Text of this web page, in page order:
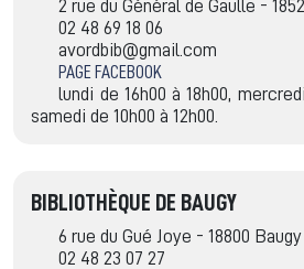
2 rue du Général de Gaulle -
02 48 69 18 06
avordbib@gmail.com
PAGE FACEBOOK
lundi de 16h00 à 18h00,
samedi de 10h00 à 12h00.
BIBLIOTHÈQUE DE BAUGY
6 rue du Gué Joye - 18800 Baugy
02 48 23 07 27